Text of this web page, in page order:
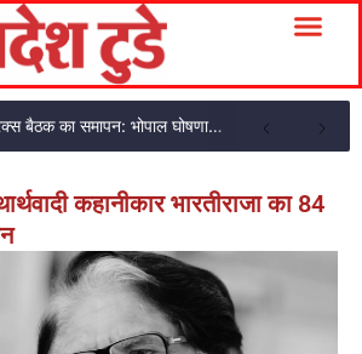
14 देशों की मौजूदगी में ब्रिक्स बैठक का समापन: भोपाल घोषणा पत्र अपनाया
कहानीकार भारतीराजा का 84